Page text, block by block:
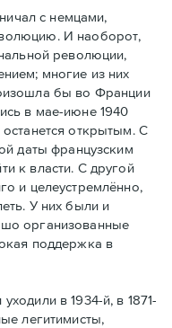
с немцами,
И наоборот,
революции,
многие из них
бы во Франции
в мае-июне 1940
открытым. С
даты французским
к власти. С другой
и целеустремлённо,
У них были и
организованные
поддержка в
в 1934-й, в 1871-
легитимисты,